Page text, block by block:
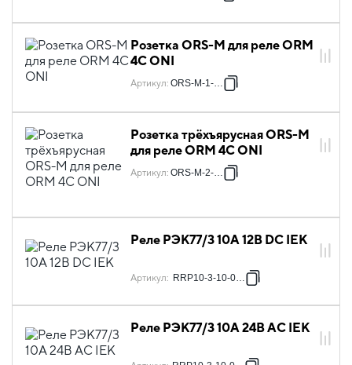
Розетка ORS-M для реле ORM
4C ONI
Артикул: ORS-M-1-4-G
Розетка трёхъярусная ORS-M
для реле ORM 4C ONI
Артикул: ORS-M-2-4-G
Реле РЭК77/3 10А 12В DC IEK
Артикул: RRP10-3-10-012D
Реле РЭК77/3 10А 24В AC IEK